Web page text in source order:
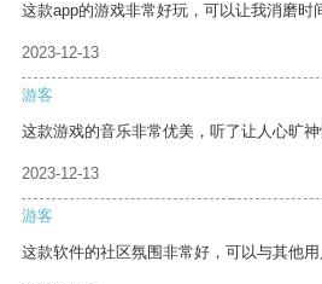
这款app的游戏非常好玩，可以让我消磨时
2023-12-13
游客
这款游戏的音乐非常优美，听了让人心旷神
2023-12-13
游客
这款软件的社区氛围非常好，可以与其他用